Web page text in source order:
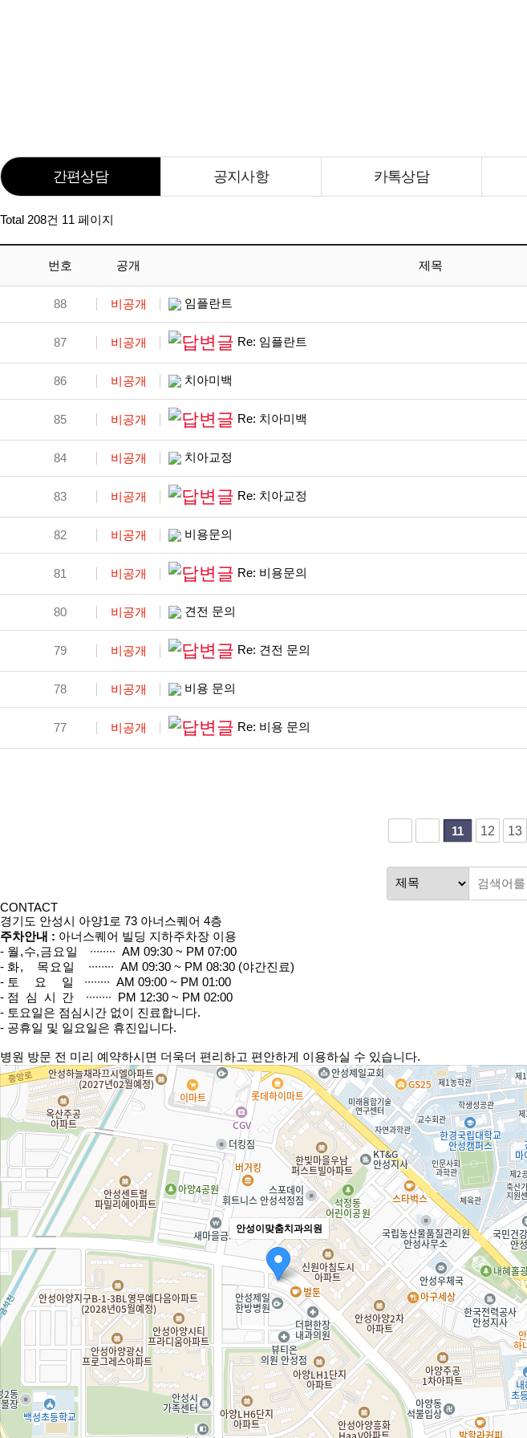
간편상담
간편상담 공지사항 카톡상담
Total 208건 11 페이지
번호 공개 제목
88 비공개 임플란트
87 비공개 Re: 임플란트
86 비공개 치아미백
85 비공개 Re: 치아미백
84 비공개 치아교정
83 비공개 Re: 치아교정
82 비공개 비용문의
81 비공개 Re: 비용문의
80 비공개 견전 문의
79 비공개 Re: 견전 문의
78 비공개 비용 문의
77 비공개 Re: 비용 문의
11 12 13
CONTACT
경기도 안성시 아양1로 73 아너스퀘어 4층
주차안내 : 아너스퀘어 빌딩 지하주차장 이용
- 월,수,금요일
∙∙∙∙∙∙∙∙ AM 09:30 ~ PM 07:00
- 화, 목요일
∙∙∙∙∙∙∙∙ AM 09:30 ~ PM 08:30 (야간진료)
- 토 요 일
∙∙∙∙∙∙∙∙ AM 09:00 ~ PM 01:00
- 점심시간
∙∙∙∙∙∙∙∙ PM 12:30 ~ PM 02:00
- 토요일은 점심시간 없이 진료합니다.
- 공휴일 및 일요일은 휴진입니다.
병원 방문 전 미리 예약하시면 더욱더 편리하고 편안하게 이용하실 수 있습니다.
안성이맞춤치과의원